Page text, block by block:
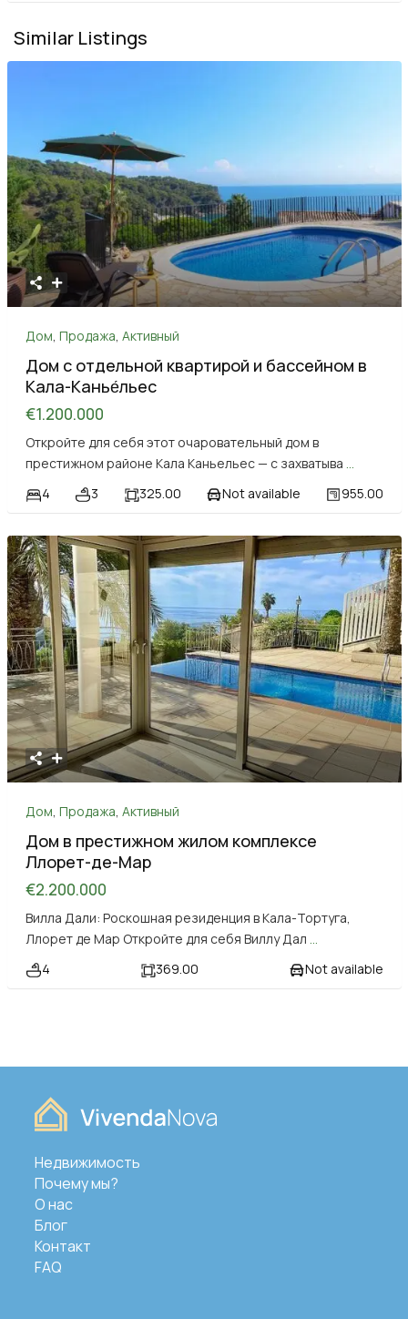
Similar Listings
Дом, Продажа, Активный
Дом с отдельной квартирой и бассейном в
Кала-Канье́льес
€1.200.000
Откройте для себя этот очаровательный дом в
престижном районе Кала Каньельес — с захватыва ...
4
3 325.00 Not available 955.00
Дом Продажа Активный
Дом в престижном жилом комплексе
Ллорет-де-Мар
€2.200.000
Вилла Дали: Роскошная резиденция в Кала-Тортуга,
Ллорет де Мар Откройте для себя Виллу Дал
4
369.00 Not available
Недвижимость
Почему мы?
О нас
Блог
Контакт
FAQ